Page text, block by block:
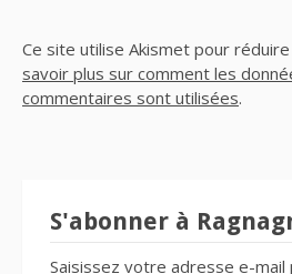
Ce site utilise Akismet pour
savoir plus sur comment les
commentaires sont utilisées.
S'abonner à
Saisissez votre adresse e-mail